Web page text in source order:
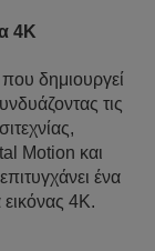
4K
δημιουργεί
τις
Motion και
ένα
4K.